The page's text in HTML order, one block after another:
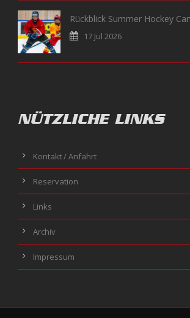
Rückblick Summer Hockey
17 Jul 2026
NÜTZLICHE LINKS
Kontakt / Anfahrt
Reservation
Links
Archiv
Impressum